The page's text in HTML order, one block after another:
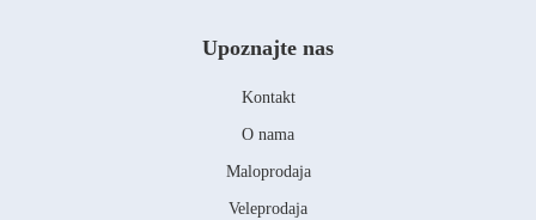
Upoznajte nas
Kontakt
O nama
Maloprodaja
Veleprodaja